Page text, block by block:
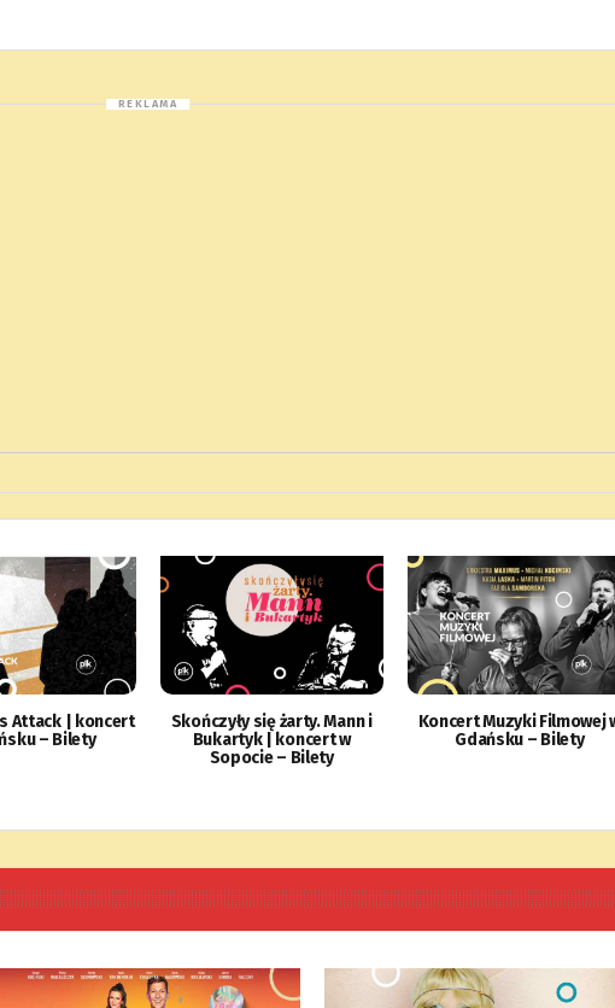
Attack | koncert
– Bilety
Skończyły się żarty. Mann i
Bukartyk | koncert w
Sopocie – Bilety
Koncert Muzyki Filmowej
Gdańsku – Bilety